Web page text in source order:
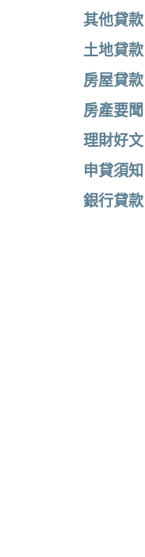
其他貸款
土地貸款
房屋貸款
房產要聞
理財好文
申貸須知
銀行貸款